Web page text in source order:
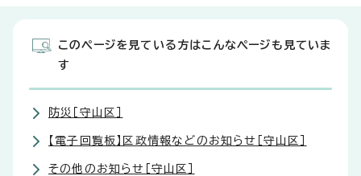
このページを見ている方はこんなページも見ていま
す
防災［守山区］
【電子回覧板】区政情報などのお知らせ［守山区］
その他のお知らせ［守山区］